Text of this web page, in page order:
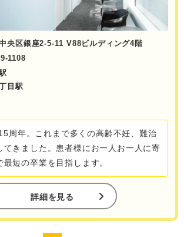
央区銀座2-5-11 V88ビルディング4階
1108
目駅
周年。これまで多くの高齢不妊、難治
てきました。患者様にお一人お一人に寄
最短の卒業を目指します。
詳細を見る